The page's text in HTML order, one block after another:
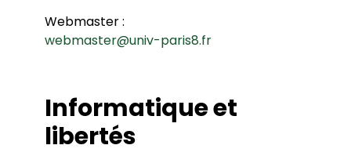
Webmaster :
webmaster@univ-paris8.fr
Informatique et
libertés